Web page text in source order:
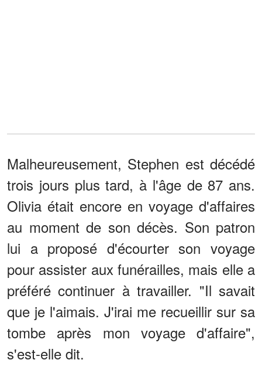
Malheureusement, Stephen est décédé
trois jours plus tard, à l'âge de 87 ans.
Olivia était encore en voyage d'affaires
au moment de son décès. Son patron
lui a proposé d'écourter son voyage
pour assister aux funérailles, mais elle a
préféré continuer à travailler. "Il savait
que je l'aimais. J'irai me recueillir sur sa
tombe après mon voyage d'affaire",
s'est-elle dit.